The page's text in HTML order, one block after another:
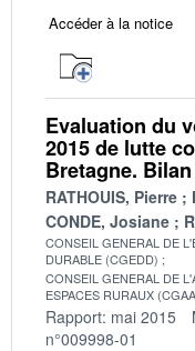
Accéder à la notice
Evaluation du
2015 de lutte
Bretagne.
RATHOUIS, Pierre
CONDE, Josiane
CONSEIL GENERAL DE
DURABLE (CGEDD)
CONSEIL GENERAL DE
ESPACES RURAUX
Rapport: mai 2015
n°009998-01